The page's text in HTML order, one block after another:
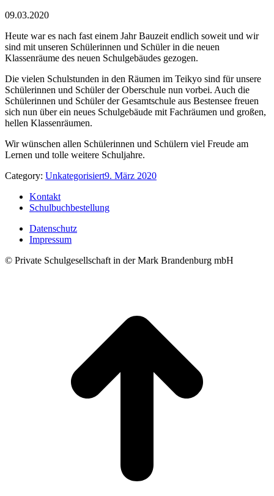
09.03.2020
Heute war es nach fast einem Jahr Bauzeit endlich soweit und wir
sind mit unseren Schülerinnen und Schüler in die neuen
Klassenräume des neuen Schulgebäudes gezogen.
Die vielen Schulstunden in den Räumen im Teikyo sind für unsere
Schülerinnen und Schüler der Oberschule nun vorbei. Auch die
Schülerinnen und Schüler der Gesamtschule aus Bestensee freuen
sich nun über ein neues Schulgebäude mit Fachräumen und großen,
hellen Klassenräumen.
Wir wünschen allen Schülerinnen und Schülern viel Freude am
Lernen und tolle weitere Schuljahre.
Category: Unkategorisiert9. März 2020
Kontakt
Schulbuchbestellung
Datenschutz
Impressum
© Private Schulgesellschaft in der Mark Brandenburg mbH